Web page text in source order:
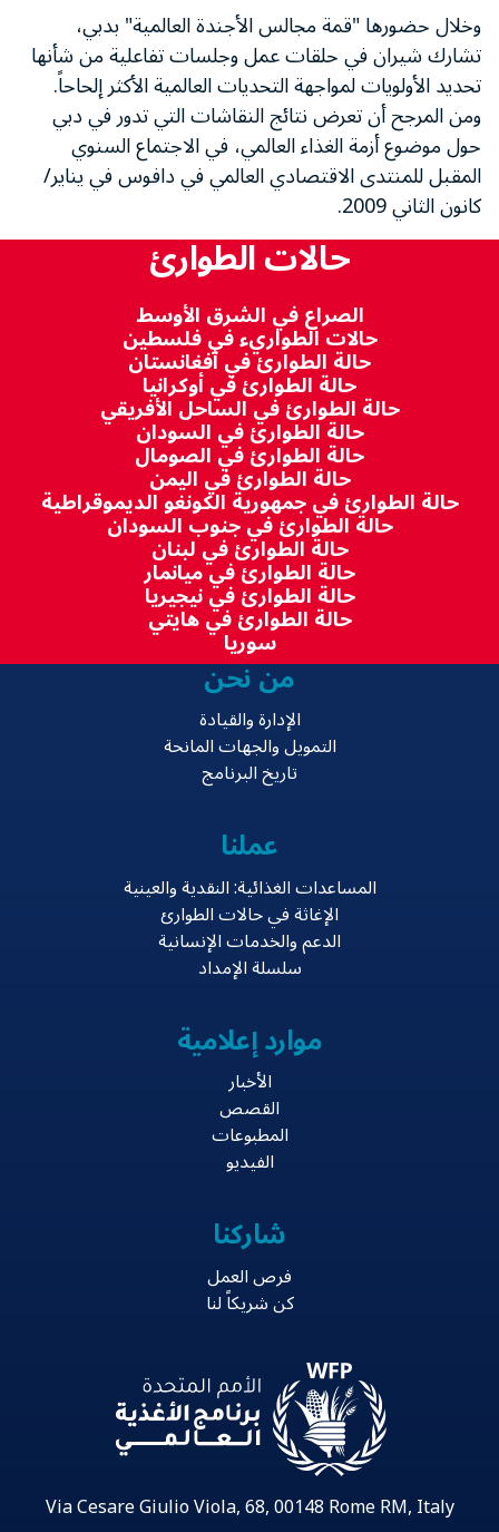
وخلال حضورها "قمة مجالس الأجندة العالمية" بدبي،
تشارك شيران في حلقات عمل وجلسات تفاعلية من شأنها
تحديد الأولويات لمواجهة التحديات العالمية الأكثر إلحاحاً.
ومن المرجح أن تعرض نتائج النقاشات التي تدور في دبي
حول موضوع أزمة الغذاء العالمي، في الاجتماع السنوي
المقبل للمنتدى الاقتصادي العالمي في دافوس في يناير/
كانون الثاني 2009.
حالات الطوارئ
الصراع في الشرق الأوسط
حالات الطواريء في فلسطين
حالة الطوارئ في أفغانستان
حالة الطوارئ في أوكرانيا
حالة الطوارئ في الساحل الأفريقي
حالة الطوارئ في السودان
حالة الطوارئ في الصومال
حالة الطوارئ في اليمن
حالة الطوارئ في جمهورية الكونغو الديموقراطية
حالة الطوارئ في جنوب السودان
حالة الطوارئ في لبنان
حالة الطوارئ في ميانمار
حالة الطوارئ في نيجيريا
حالة الطوارئ في هايتي
سوريا
من نحن
الإدارة والقيادة
التمويل والجهات المانحة
تاريخ البرنامج
عملنا
المساعدات الغذائية: النقدية والعينية
الإغاثة في حالات الطوارئ
الدعم والخدمات الإنسانية
سلسلة الإمداد
موارد إعلامية
الأخبار
القصص
المطبوعات
الفيديو
شاركنا
فرص العمل
كن شريكاً لنا
Via Cesare Giulio Viola, 68, 00148 Rome RM, Italy